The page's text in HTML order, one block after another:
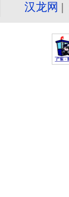
汉龙网 |